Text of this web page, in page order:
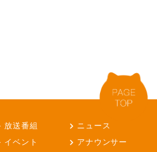
放送番組
ニュース
イベント
アナウンサー